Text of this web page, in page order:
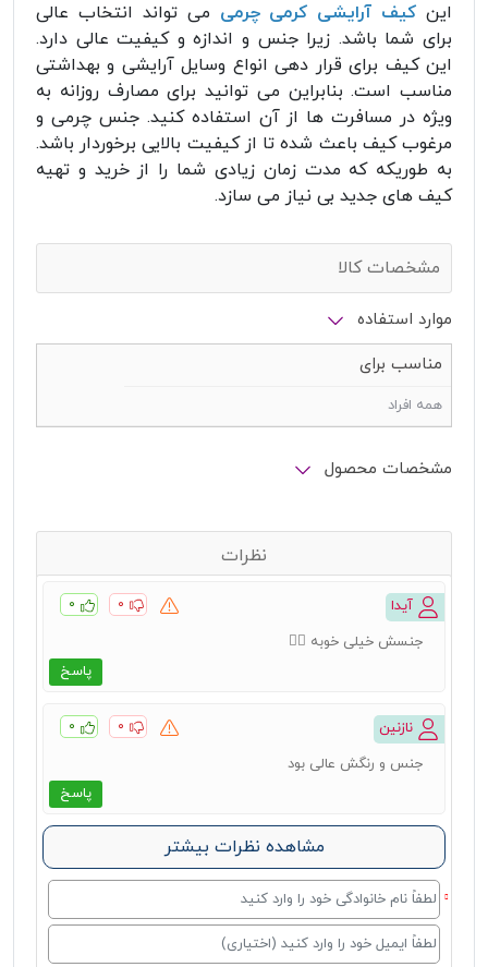
این کیف آرایشی کرمی چرمی می تواند انتخاب عالی
برای شما باشد. زیرا جنس و اندازه و کیفیت عالی دارد.
این کیف برای قرار دهی انواع وسایل آرایشی و بهداشتی
مناسب است. بنابراین می توانید برای مصارف روزانه به
ویژه در مسافرت ها از آن استفاده کنید. جنس چرمی و
مرغوب کیف باعث شده تا از کیفیت بالایی برخوردار باشد.
به طوریکه که مدت زمان زیادی شما را از خرید و تهیه
کیف های جدید بی نیاز می سازد.
مشخصات کالا
موارد استفاده
مناسب برای
همه افراد
مشخصات محصول
نظرات
آیدا ۰ ۰
پاسخ
جنسش خیلی خوبه 👌🏻
نازنین ۰ ۰
پاسخ
جنس و رنگش عالی بود
مشاهده نظرات بیشتر